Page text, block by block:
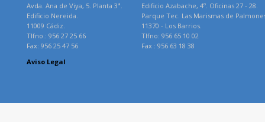
Avda. Ana de Viya, 5. Planta 3ª.
Edificio Nereida.
11009 Cádiz.
Tlfno.: 956 27 25 66
Fax: 956 25 47 56
Edificio Azabache, 4º. Oficinas 27 - 28.
Parque Tec. Las Marismas de
11370 - Los Barrios.
Tlfno: 956 65 10 02
Fax : 956 63 18 38
Aviso Legal